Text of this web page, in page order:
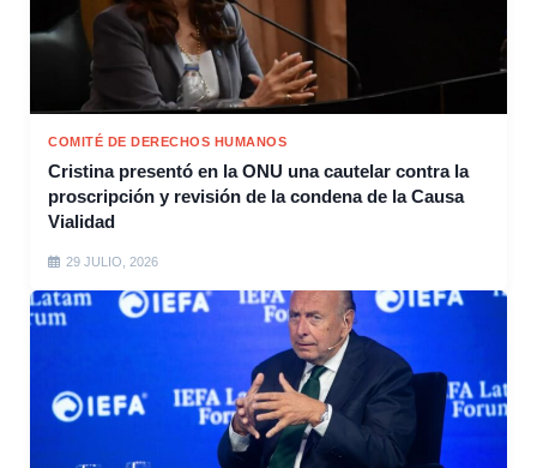
COMITÉ DE DERECHOS HUMANOS
Cristina presentó en la ONU una cautelar contra la
proscripción y revisión de la condena de la Causa
Vialidad
29 JULIO, 2026